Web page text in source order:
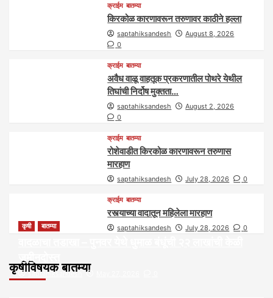
क्राईम बातम्या
किरकोळ कारणावरून तरुणावर काठीने हल्ला
saptahiksandesh
August 8, 2026
0
क्राईम बातम्या
अवैध वाळू वाहतूक प्रकरणातील पोथरे येथील
तिघांची निर्दोष मुक्तता…
saptahiksandesh
August 2, 2026
0
क्राईम बातम्या
रोशेवाडीत किरकोळ कारणावरून तरुणास
मारहाण
saptahiksandesh July 28, 2026 0
क्राईम बातम्या
रस्त्याच्या वादातून महिलेला मारहाण
saptahiksandesh July 28, 2026 0
कृषीविषयक बातम्या
कृषी बातम्या
saptahiksandesh